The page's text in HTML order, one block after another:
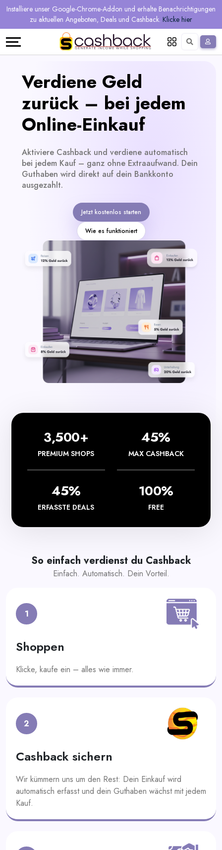
Installiere unser Google-Chrome-Addon und erhalte Benachrichtigungen
zu aktuellen Angeboten, Deals und Cashback. Klicke hier
Regional
Shops
Online-
Shops
Gutscheine
&
Angebote
Tagesdeals
Alle
Mehr
verdienen
verdienen
Empfehlen
und
verdienen
Sprache
Verdiene Geld
zurück – bei jedem
Online-Einkauf
Aktiviere Cashback und verdiene automatisch
bei jedem Kauf – ganz ohne Extraaufwand. Dein
Guthaben wird direkt auf dein Bankkonto
ausgezahlt.
Jetzt kostenlos starten
Wie es funktioniert
3,500+
PREMIUM SHOPS
45%
MAX CASHBACK
45%
ERFASSTE DEALS
100%
FREE
So einfach verdienst du Cashback
Einfach. Automatisch. Dein Vorteil.
1
Shoppen
Klicke, kaufe ein – alles wie immer.
2
Cashback sichern
Wir kümmern uns um den Rest: Dein Einkauf wird
automatisch erfasst und dein Guthaben wächst mit jedem
Kauf.